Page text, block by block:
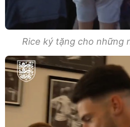
Rice ký tặng cho những